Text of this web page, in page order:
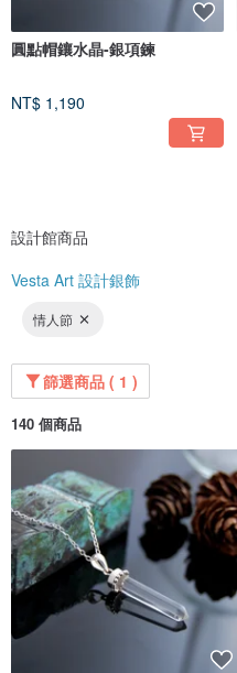
圓點帽鑲水晶-銀項鍊
NT$ 1,190
設計館商品
Vesta Art 設計銀飾
情人節
篩選商品 ( 1 )
140 個商品